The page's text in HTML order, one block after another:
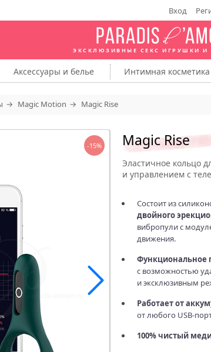
Вход
ЭКСКЛЮЗИВНЫЕ СЕКС ИГРУШКИ И
Аксессуары и белье Интимная косметика
Magic Motion Magic Rise
Magic Rise
Эластичное кольцо
и управлением с
Состоит из
двойного
вибропули с
движения.
Функциональное
с возможностью
и эксклюзивным
Работает от
от любого
100% чистый
-15%